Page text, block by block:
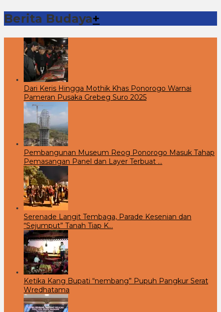
Berita Budaya+
Dari Keris Hingga Mothik Khas Ponorogo Warnai
Pameran Pusaka Grebeg Suro 2025
Pembangunan Museum Reog Ponorogo Masuk Tahap
Pemasangan Panel dan Layer Terbuat …
Serenade Langit Tembaga, Parade Kesenian dan
“Sejumput” Tanah Tiap K…
Ketika Kang Bupati “nembang” Pupuh Pangkur Serat
Wredhatama